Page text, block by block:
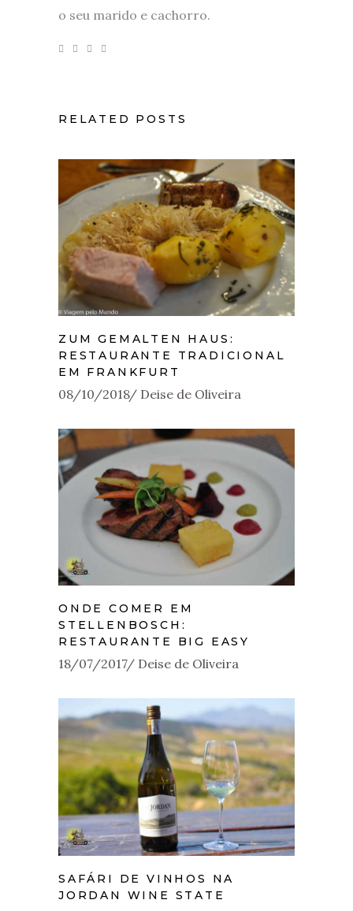
o seu marido e cachorro.
RELATED POSTS
ZUM GEMALTEN HAUS:
RESTAURANTE TRADICIONAL
EM FRANKFURT
08/10/2018 Deise de Oliveira
ONDE COMER EM
STELLENBOSCH:
RESTAURANTE BIG EASY
18/07/2017 Deise de Oliveira
SAFÁRI DE VINHOS NA
JORDAN WINE STATE